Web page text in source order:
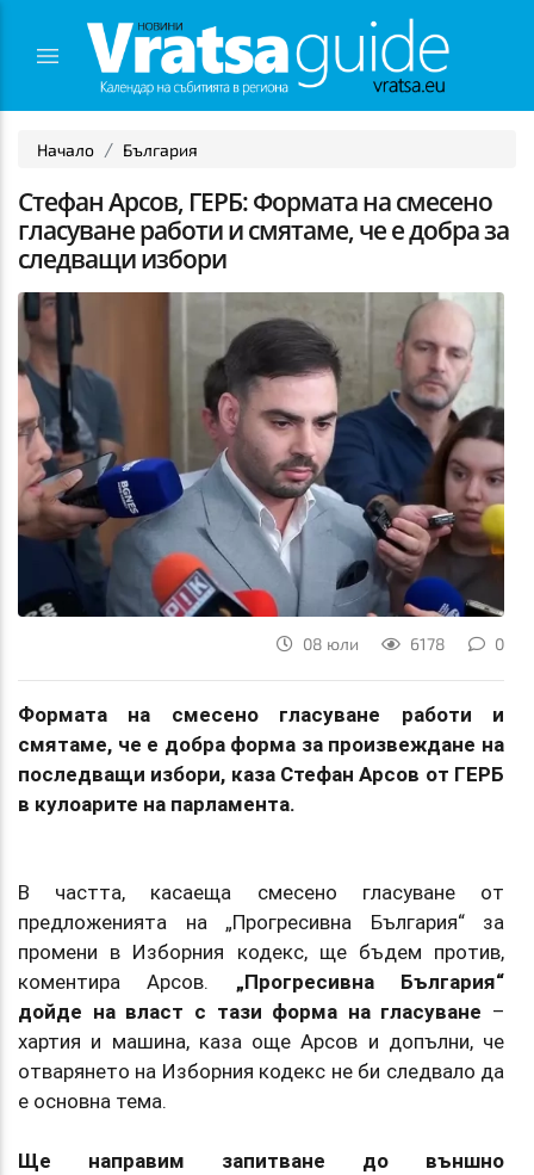
Начало България
Стефан Арсов, ГЕРБ: Формата на смесено
гласуване работи и смятаме, че е добра за
следващи избори
08 юли 6178 0
Формата на смесено гласуване работи и
смятаме, че е добра форма за произвеждане на
последващи избори, каза Стефан Арсов от ГЕРБ
в кулоарите на парламента.
В частта, касаеща смесено гласуване от
предложенията на „Прогресивна България“ за
промени в Изборния кодекс, ще бъдем против,
коментира Арсов. „Прогресивна България“
дойде на власт с тази форма на гласуване –
хартия и машина, каза още Арсов и допълни, че
отварянето на Изборния кодекс не би следвало да
е основна тема.
Ще направим запитване до външно